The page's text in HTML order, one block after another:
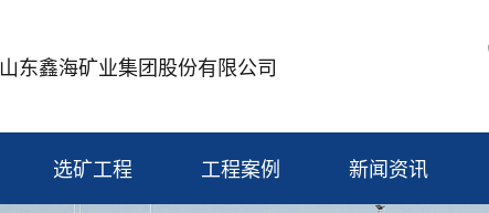
山东鑫海矿业集团股份有限公司
选矿工程 工程案例 新闻资讯